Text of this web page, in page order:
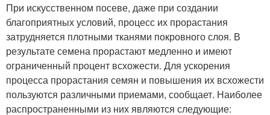
При искусственном посеве, даже при создании
благоприятных условий, процесс их прорастания
затрудняется плотными тканями покровного слоя. В
результате семена прорастают медленно и имеют
ограниченный процент всхожести. Для ускорения
процесса прорастания семян и повышения их всхожести
пользуются различными приемами, сообщает. Наиболее
распространенными из них являются следующие: